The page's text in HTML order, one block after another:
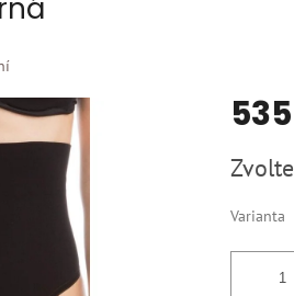
cena:
Varianta